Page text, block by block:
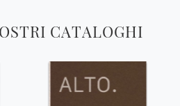
CATALOGHI